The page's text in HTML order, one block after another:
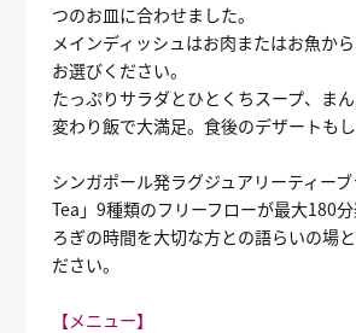
つのお皿に合わせました。
メインディッシュはお肉またはお魚か
お選びください。
たっぷりサラダとひとくちスープ、ま
変わり飯で大満足。食後のデザートもし
シンガポール発ラグジュアリーティー
Tea」9種類のフリーフローが最大180
ろぎの時間を大切な方との語らいの場
ださい。
【メニュー】